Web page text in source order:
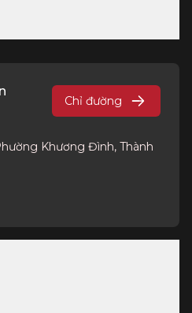
Chỉ đường
Khương Đình, Thành